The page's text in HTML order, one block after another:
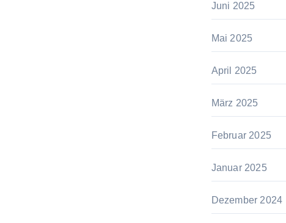
Juni 2025
Mai 2025
April 2025
März 2025
Februar 2025
Januar 2025
Dezember 2024